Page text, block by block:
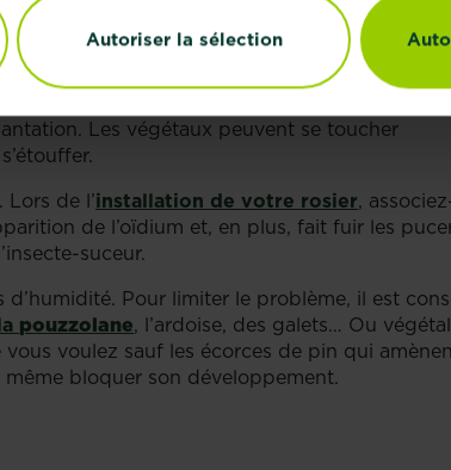
Autoriser la sélection
circuler pour ne pas favoriser le maintien de
les plantes ont une taille connue à maturité,
Les végétaux peuvent se toucher
de l’installation de votre rosier,
de l’oïdium et, en plus, fait fuir les
suceur.
Pour limiter le problème, il est
pouzzolane, l’ardoise, des galets… Ou
voulez sauf les écorces de pin qui
bloquer son développement.